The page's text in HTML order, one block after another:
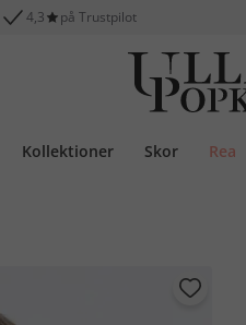
4,3 på Trustpilot
Kollektioner Skor Rea